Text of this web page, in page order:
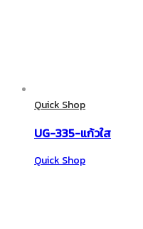
Quick Shop
UG-335-แก้วใส
Quick Shop